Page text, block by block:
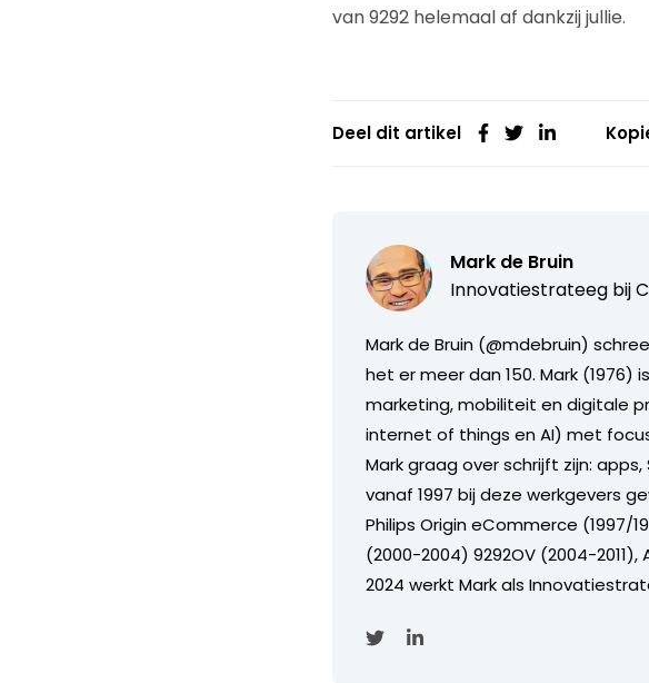
van 9292 helemaal af dankzij jullie.
Deel dit artikel
Mark de Bruin
Innovatiestrateeg bij
Mark de Bruin (@mdebruin)
het er meer dan 150. Mark
marketing, mobiliteit en digitale
internet of things en AI) met
Mark graag over schrijft zijn:
vanaf 1997 bij deze werkgevers
Philips Origin eCommerce (1997/
(2000-2004) 9292OV (2004-2011),
2024 werkt Mark als